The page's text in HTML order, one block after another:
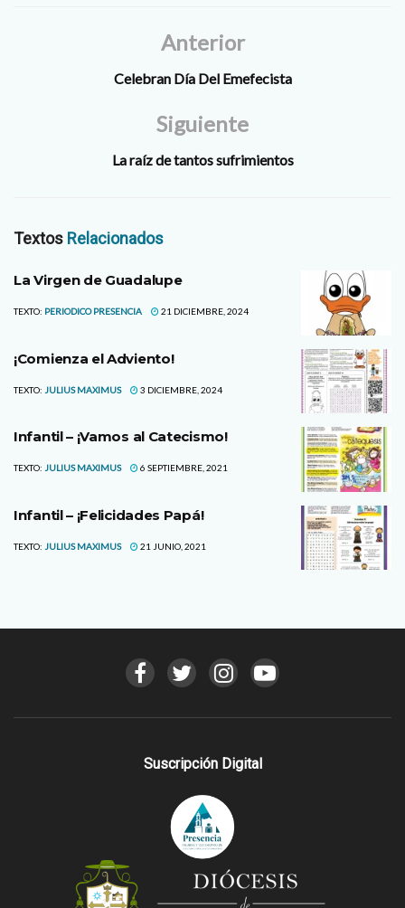
Anterior
Celebran Día Del Emefecista
Siguiente
La raíz de tantos sufrimientos
Textos Relacionados
La Virgen de Guadalupe
TEXTO: PERIODICO PRESENCIA 21 DICIEMBRE, 2024
¡Comienza el Adviento!
TEXTO: JULIUS MAXIMUS 3 DICIEMBRE, 2024
Infantil – ¡Vamos al Catecismo!
TEXTO: JULIUS MAXIMUS 6 SEPTIEMBRE, 2021
Infantil – ¡Felicidades Papá!
TEXTO: JULIUS MAXIMUS 21 JUNIO, 2021
Suscripción Digital